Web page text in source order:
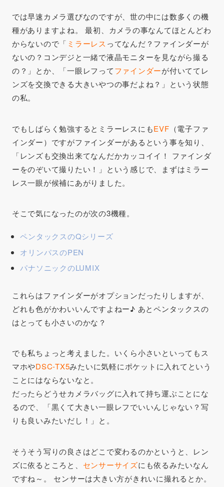
では早速カメラ選びなのですが、世の中には数多くの機
種がありますよね。 最初、カメラの事なんてほとんどわ
からないので「 ミラーレス ってなんだ？ファインダーが
ないの？コンデジと一緒で液晶モニターを見ながら撮る
の？」とか、「一眼レフってファインダーが付いててレ
ンズを交換できる大きいやつの事だよね？」という状態
の私。
でもしばらく勉強するとミラーレスにもEVF （電子ファ
インダー）ですがファインダーがあるという事を知り、
「レンズも交換出来てなんだかカッコイイ！ ファインダ
ーをのぞいて撮りたい！」という感じで、まずはミラー
レス一眼が候補にあがりました。
そこで気になったのが次の3機種。
ペンタックスのQシリーズ
オリンパスのPEN
パナソニックのLUMIX
これらはファインダーがオプションだったりしますが、
どれも色がかわいいんですよねー♪ あとペンタックスの
はとっても小さいのかな？
でも私ちょっと考えました。いくら小さいといってもス
マホやDSC-TX5みたいに気軽にポケットに入れてという
ことにはならないなと。
だったらどうせカメラバッグに入れて持ち運ぶことにな
るので、「黒くて大きい一眼レフでいいんじゃない？写
りも良いみたいだし！」と。
そうそう写りの良さはどこで変わるのかというと、レン
ズに依るところと、 センサーサイズにも依るみたいなん
ですね～。 センサーは大きい方がきれいに撮れるとか。